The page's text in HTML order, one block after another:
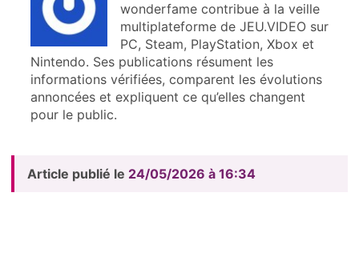
wonderfame contribue à la veille
multiplateforme de JEU.VIDEO sur
PC, Steam, PlayStation, Xbox et
Nintendo. Ses publications résument les
informations vérifiées, comparent les évolutions
annoncées et expliquent ce qu’elles changent
pour le public.
Article publié le 24/05/2026 à 16:34